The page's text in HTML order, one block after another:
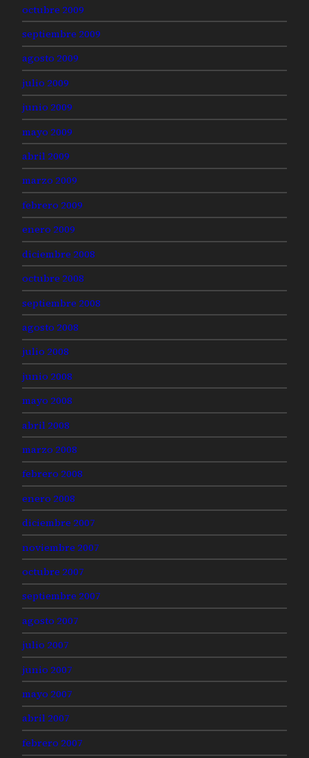
octubre 2009
septiembre 2009
agosto 2009
julio 2009
junio 2009
mayo 2009
abril 2009
marzo 2009
febrero 2009
enero 2009
diciembre 2008
octubre 2008
septiembre 2008
agosto 2008
julio 2008
junio 2008
mayo 2008
abril 2008
marzo 2008
febrero 2008
enero 2008
diciembre 2007
noviembre 2007
octubre 2007
septiembre 2007
agosto 2007
julio 2007
junio 2007
mayo 2007
abril 2007
febrero 2007